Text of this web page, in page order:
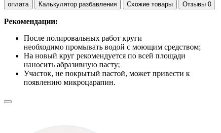
оплата
Калькулятор разбавления Схожие товары Отзывы 0
Рекомендации:
После полировальных работ круги
необходимо промывать водой с моющим средством;
На новый круг рекомендуется по всей площади
наносить абразивную пасту;
Участок, не покрытый пастой, может привести к
появлению микроцарапин.